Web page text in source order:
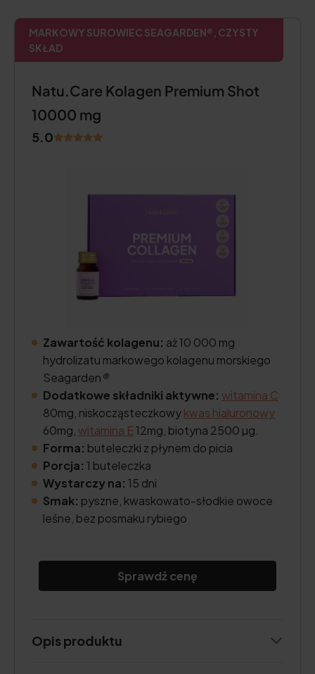
MARKOWY SUROWIEC SEAGARDEN®, CZYSTY
SKŁAD
Natu.Care Kolagen Premium Shot
10000 mg
5.0
Zawartość kolagenu: aż 10 000 mg
hydrolizatu markowego kolagenu morskiego
Seagarden®
Dodatkowe składniki aktywne: witamina C
80mg, niskocząsteczkowykwas hialuronowy
60mg, witamina E12mg, biotyna 2500 µg.
Forma: buteleczki z płynem do picia
Porcja: 1 buteleczka
Wystarczy na: 15 dni
Smak: pyszne, kwaskowato-słodkie owoce
leśne, bez posmaku rybiego
Sprawdź cenę
Opis produktu